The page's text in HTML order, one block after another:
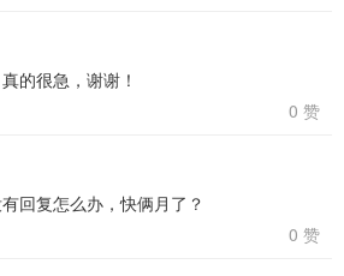
的很急，谢谢！
0 赞
回复怎么办，快俩月了？
0 赞